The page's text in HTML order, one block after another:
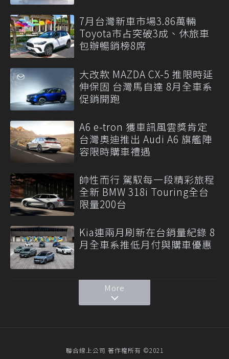
7月台灣新車市場3.86萬輛
Toyota市占突破3成、休旅車
包辦暢銷榜8席
大改款 MAZDA CX-5 推限時延
伸保固 台灣馬自達 8月全車系
促銷開跑
A6 e-tron 獲車訊風雲獎肯定
台灣奧迪推出 Audi A6 旗艦陣
容限時購車禮遇
帥性而行 駕馭每一段精彩旅程
全新 BMW 318i Touring全台
限量200台
Kia連兩月刷新在台銷量紀錄 8
月全車系推低月付與購車優惠
More
聯合線上公司 著作權所有 ©2021